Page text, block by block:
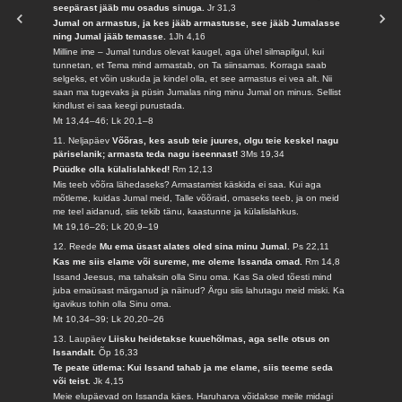
seepärast jääb mu osadus sinuga.Jr 31,3
Jumal on armastus, ja kes jääb armastusse, see jääb Jumalasse
ning Jumal jääb temasse. 1Jh 4,16
Milline ime – Jumal tundus olevat kaugel, aga ühel silmapilgul, kui
tunnetan, et Tema mind armastab, on Ta siinsamas. Korraga saab
selgeks, et võin uskuda ja kindel olla, et see armastus ei vea alt. Nii
saan ma tugevaks ja püsin Jumalas ning minu Jumal on minus. Sellist
kindlust ei saa keegi purustada.
Mt 13,44–46; Lk 20,1–8
11. NeljapäevVõõras, kes asub teie juures, olgu teie keskel nagu
päriselanik; armasta teda nagu iseennast!3Ms 19,34
Püüdke olla külalislahked!Rm 12,13
Mis teeb võõra lähedaseks? Armastamist käskida ei saa. Kui aga
mõtleme, kuidas Jumal meid, Talle võõraid, omaseks teeb, ja on meid
me teel aidanud, siis tekib tänu, kaastunne ja külalislahkus.
Mt 19,16–26; Lk 20,9–19
12. ReedeMu ema üsast alates oled sina minu Jumal.Ps 22,11
Kas me siis elame või sureme, me oleme Issanda omad.Rm 14,8
Issand Jeesus, ma tahaksin olla Sinu oma. Kas Sa oled tõesti mind
juba emaüsast märganud ja näinud? Ärgu siis lahutagu meid miski. Ka
igavikus tohin olla Sinu oma.
Mt 10,34–39; Lk 20,20–26
13. LaupäevLiisku heidetakse kuuehõlmas, aga selle otsus on
Issandalt.Õp 16,33
Te peate ütlema: Kui Issand tahab ja me elame, siis teeme seda
või teist.Jk 4,15
Meie elupäevad on Issanda käes. Haruharva võidakse meile midagi